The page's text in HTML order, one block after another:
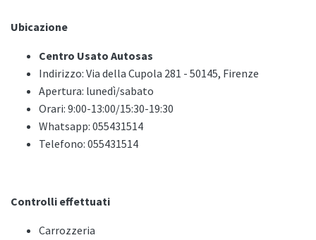
Ubicazione
Centro Usato Autosas
Indirizzo: Via della Cupola 281 - 50145, Firenze
Apertura: lunedì/sabato
Orari: 9:00-13:00/15:30-19:30
Whatsapp: 055431514
Telefono: 055431514
Controlli effettuati
Carrozzeria